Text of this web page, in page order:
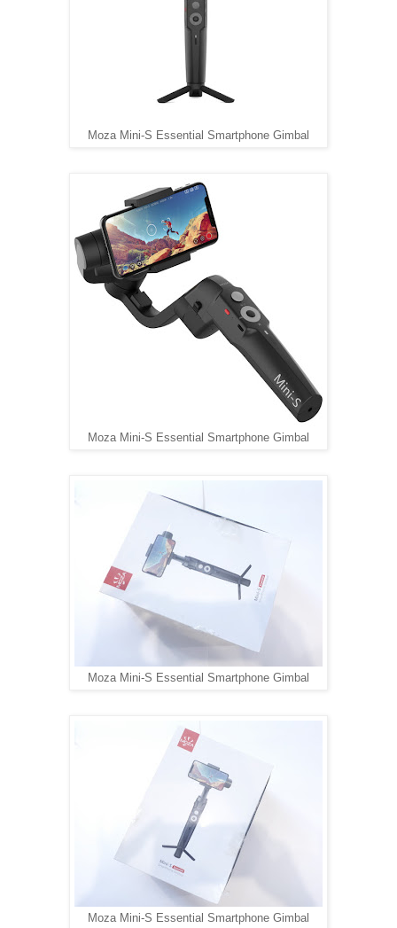
Moza Mini-S Essential Smartphone Gimbal
Moza Mini-S Essential Smartphone Gimbal
Moza Mini-S Essential Smartphone Gimbal
Moza Mini-S Essential Smartphone Gimbal